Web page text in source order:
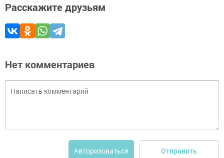
Расскажите друзьям
Нет комментариев
Авторизоваться Отправить